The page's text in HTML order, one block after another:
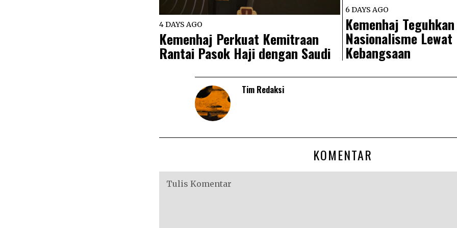
4 DAYS AGO
Kemenhaj Perkuat Kemitraan
Rantai Pasok Haji dengan Saudi
6 DAYS AGO
Kemenhaj Teguhkan
Nasionalisme Lewat
Kebangsaan
Tim Redaksi
KOMENTAR